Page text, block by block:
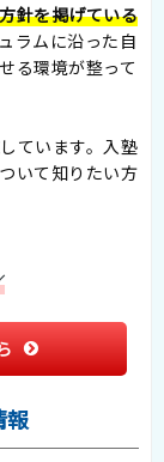
針を掲げている
ラムに沿った自
る環境が整って
ています。入塾
いて知りたい方
報